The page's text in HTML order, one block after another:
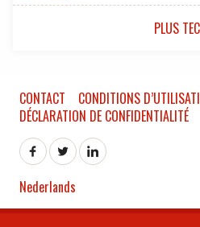
PLUS
CONTACT
CONDITIONS
DÉCLARATION DE CONFIDENTIALITÉ
Nederlands